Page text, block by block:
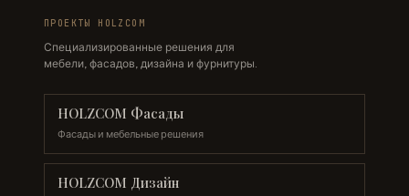
ПРОЕКТЫ HOLZCOM
Специализированные решения для
мебели, фасадов, дизайна и фурнитуры.
HOLZCOM Фасады
Фасады и мебельные решения
HOLZCOM Дизайн